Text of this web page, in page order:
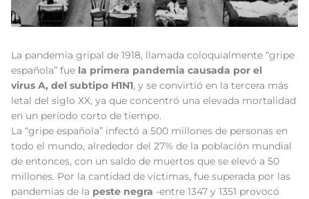
La pandemia gripal de 1918, llamada coloquialmente “gripe
española” fue la primera pandemia causada por el
virus A, del subtipo H1N1, y se convirtió en la tercera más
letal del siglo XX, ya que concentró una elevada mortalidad
en un período corto de tiempo.
La “gripe española” infectó a 500 millones de personas en
todo el mundo, alrededor del 27% de la población mundial
de entonces, con un saldo de muertos que se elevó a 50
millones. Por la cantidad de víctimas, fue superada por las
pandemias de la peste negra -entre 1347 y 1351 provocó